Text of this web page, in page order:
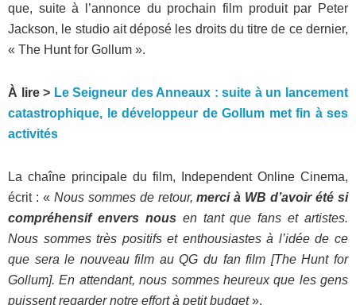
que, suite à l’annonce du prochain film produit par Peter
Jackson, le studio ait déposé les droits du titre de ce dernier,
« The Hunt for Gollum ».
À lire > Le Seigneur des Anneaux : suite à un lancement
catastrophique, le développeur de Gollum met fin à ses
activités
La chaîne principale du film, Independent Online Cinema,
écrit : « Nous sommes de retour,merci à WB d’avoir été si
compréhensif envers nous en tant que fans et artistes.
Nous sommes très positifs et enthousiastes à l’idée de ce
que sera le nouveau film au QG du fan film [The Hunt for
Gollum]. En attendant, nous sommes heureux que les gens
puissent regarder notre effort à petit budget».